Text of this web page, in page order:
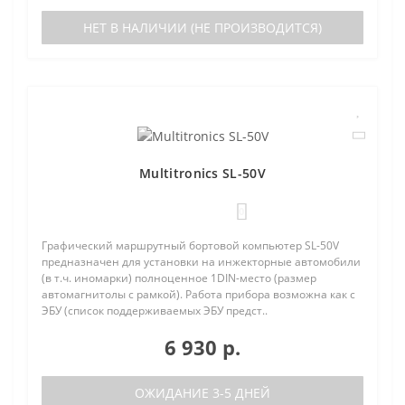
НЕТ В НАЛИЧИИ (НЕ ПРОИЗВОДИТСЯ)
Multitronics SL-50V
Графический маршрутный бортовой компьютер SL-50V
предназначен для установки на инжекторные автомобили
(в т.ч. иномарки) полноценное 1DIN-место (размер
автомагнитолы с рамкой). Работа прибора возможна как с
ЭБУ (список поддерживаемых ЭБУ предст..
6 930 р.
ОЖИДАНИЕ 3-5 ДНЕЙ